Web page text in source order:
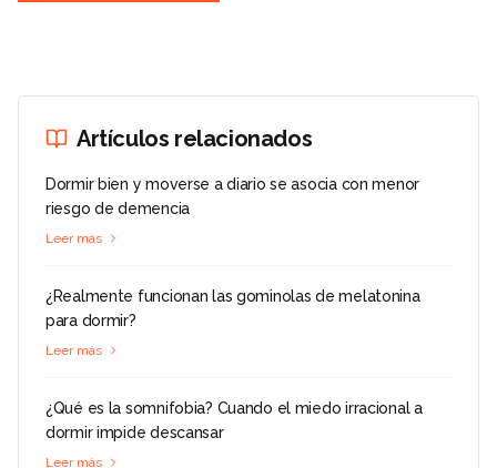
Artículos relacionados
Dormir bien y moverse a diario se asocia con menor
riesgo de demencia
Leer más
¿Realmente funcionan las gominolas de melatonina
para dormir?
Leer más
¿Qué es la somnifobia? Cuando el miedo irracional a
dormir impide descansar
Leer más